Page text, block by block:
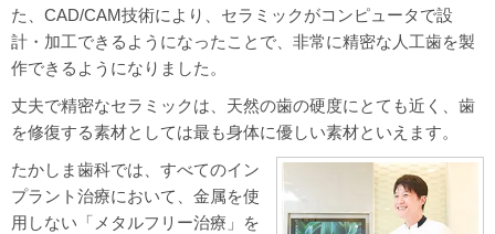
た、CAD/CAM技術により、セラミックがコンピュータで設
計・加工できるようになったことで、非常に精密な人工歯を製
作できるようになりました。
丈夫で精密なセラミックは、天然の歯の硬度にとても近く、歯
を修復する素材としては最も身体に優しい素材といえます。
たかしま歯科では、すべてのイン
プラント治療において、金属を使
用しない「メタルフリー治療」を